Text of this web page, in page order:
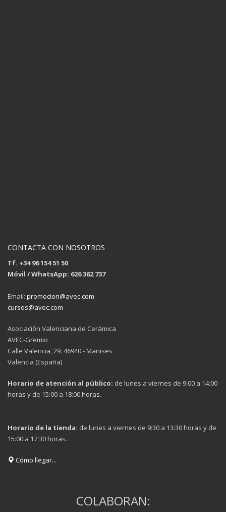
CONTACTA CON NOSOTROS
Tf. +34 96 154 51 50
Móvil / WhatsApp: 626 362 737
Email: promocion@avec.com
cursos@avec.com
Asociación Valenciana de Cerámica
AVEC-Gremio
Calle Valencia, 29. 46940 - Manises
Valencia (España)
Horario de atención al público: de lunes a viernes de 9:00 a 14:00
horas y de 15:00 a 18:00 horas.
Horario de la tienda: de lunes a viernes de 9:30 a 13:30 horas y de
15:00 a 17:30 horas.
Cómo llegar...
COLABORAN: